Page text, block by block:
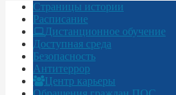
Страницы истории
Расписание
Дистанционное обучение
Доступная среда
Безопасность
Антитеррор
Центр карьеры